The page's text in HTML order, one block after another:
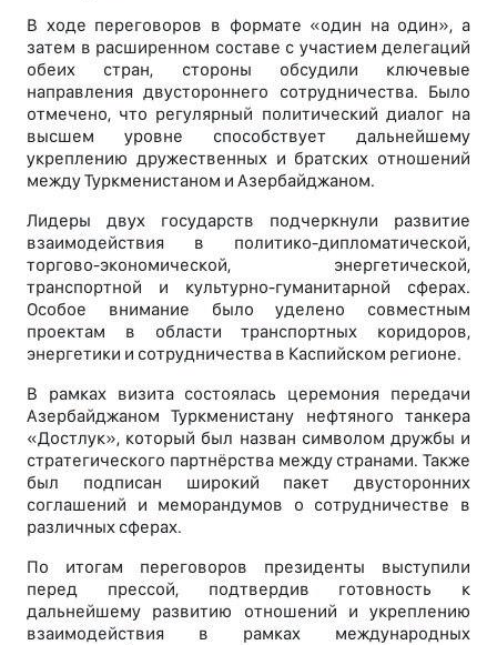
В ходе переговоров в формате «один на один», а
затем в расширенном составе с участием делегаций
обеих стран, стороны обсудили ключевые
направления двустороннего сотрудничества. Было
отмечено, что регулярный политический диалог на
высшем уровне способствует дальнейшему
укреплению дружественных и братских отношений
между Туркменистаном и Азербайджаном.
Лидеры двух государств подчеркнули развитие
взаимодействия в политико-дипломатической,
торгово-экономической, энергетической,
транспортной и культурно-гуманитарной сферах.
Особое внимание было уделено совместным
проектам в области транспортных коридоров,
энергетики и сотрудничества в Каспийском регионе.
В рамках визита состоялась церемония передачи
Азербайджаном Туркменистану нефтяного танкера
«Достлук», который был назван символом дружбы и
стратегического партнёрства между странами. Также
был подписан широкий пакет двусторонних
соглашений и меморандумов о сотрудничестве в
различных сферах.
По итогам переговоров президенты выступили
перед прессой, подтвердив готовность к
дальнейшему развитию отношений и укреплению
взаимодействия в рамках международных